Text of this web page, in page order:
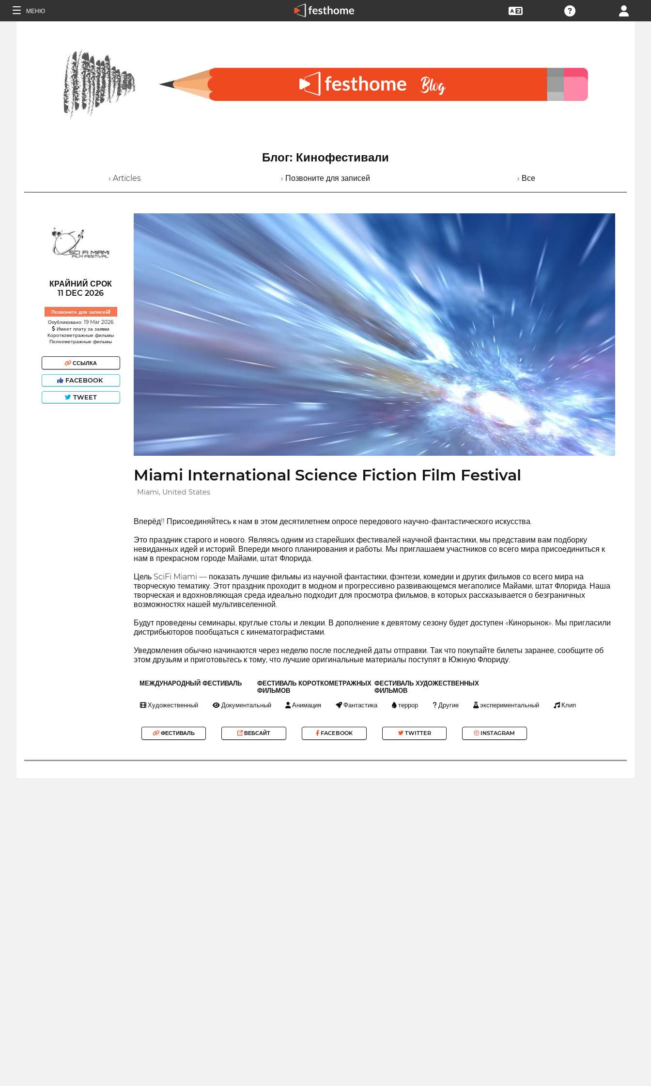
МЕНЮ
Блог: Кинофестивали
› Articles › Позвоните для записей › Все
КРАЙНИЙ СРОК
11 DEC 2026
Позвоните для записей!
Опубликовано: 19 Mar 2026
Имеет плату за заявки
Короткометражные фильмы
Полнометражные фильмы
ССЫЛКА
FACEBOOK
TWEET
Miami International Science Fiction Film Festival
Miami, United States
Вперёд!! Присоединяйтесь к нам в этом десятилетнем опросе передового научно-фантастического искусства.
Это праздник старого и нового. Являясь одним из старейших фестивалей научной фантастики, мы представим вам подборку
невиданных идей и историй. Впереди много планирования и работы. Мы приглашаем участников со всего мира присоединиться к
нам в прекрасном городе Майами, штат Флорида.
Цель SciFi Miami — показать лучшие фильмы из научной фантастики, фэнтези, комедии и других фильмов со всего мира на
творческую тематику. Этот праздник проходит в модном и прогрессивно развивающемся мегаполисе Майами, штат Флорида. Наша
творческая и вдохновляющая среда идеально подходит для просмотра фильмов, в которых рассказывается о безграничных
возможностях нашей мультивселенной.
Будут проведены семинары, круглые столы и лекции. В дополнение к девятому сезону будет доступен «Кинорынок». Мы пригласили
дистрибьюторов пообщаться с кинематографистами.
Уведомления обычно начинаются через неделю после последней даты отправки. Так что покупайте билеты заранее, сообщите об
этом друзьям и приготовьтесь к тому, что лучшие оригинальные материалы поступят в Южную Флориду.
МЕЖДУНАРОДНЫЙ ФЕСТИВАЛЬ
ФЕСТИВАЛЬ КОРОТКОМЕТРАЖНЫХ
ФИЛЬМОВ
ФЕСТИВАЛЬ ХУДОЖЕСТВЕННЫХ
ФИЛЬМОВ
Художественный Документальный Анимация Фантастика террор Другие экспериментальный Клип
ФЕСТИВАЛЬ ВЕБСАЙТ FACEBOOK TWITTER INSTAGRAM